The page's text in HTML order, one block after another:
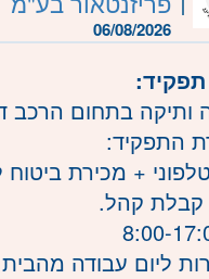
17:00
- ייקבע במעמד
עמלות
861615
שרון- חדרה וזכרון
06/08/2026
תפקיד:
ותיקה בתחום
התפקיד:
+ מכירת
קבלת קהל.
ליום עבודה